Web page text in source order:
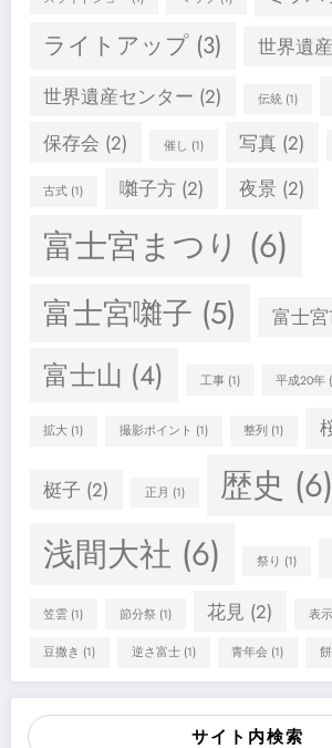
ライトアップ (3) 世界遺産
世界遺産センター (2) 伝統(1)
保存会 (2) 催し (1) 写真 (2)
古式 (1) 囃子方(2) 夜景 (2)
富士宮まつり (6)
富士宮囃子 (5) 富士
富士山 (4) 工事(1) 平成20年
拡大 (1) 撮影ポイント (1) 整列 (1)
梃子 (2) 正月 (1) 歴史 (6)
浅間大社 (6) 祭り (1)
笠雲 (1) 節分祭(1) 花見 (2) 表示
豆撒き (1) 逆さ富士(1) 青年会 (1)
サイト内検索